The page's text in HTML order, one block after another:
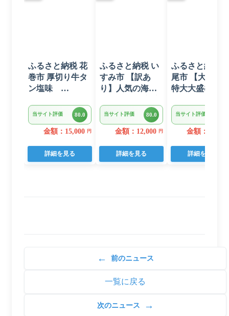
ふるさと納税 花
巻市 厚切り牛タ
ン塩味
ク)当サイト評価 80.0
金額：15,000 円
詳細を見る
ふるさと納税 い
すみ市 【訳あ
り】人気の海鮮
塩 塩銀鮭切り落
とし(端材)約3kg
当サイト評価 80.0
金額：12,000 円
詳細を見る
ふるさと納税
尾市 【大容量
特大大盛むきえ
K287
当サイト評価
金額：12,000
詳細を見る
← 前のニュース
一覧に戻る
次のニュース →